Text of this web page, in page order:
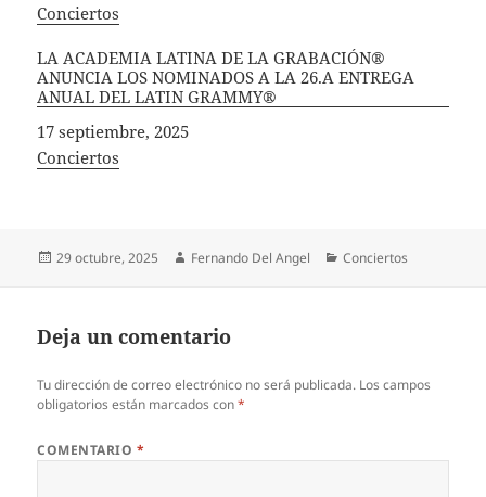
In relation to
Conciertos
LA ACADEMIA LATINA DE LA GRABACIÓN®
ANUNCIA LOS NOMINADOS A LA 26.A ENTREGA
ANUAL DEL LATIN GRAMMY®
Fecha
17 septiembre, 2025
In relation to
Conciertos
Publicado
29 octubre, 2025 Autor
Fernando Del Angel Categorías
Conciertos
Deja un comentario
Tu dirección de correo electrónico no será publicada. Los campos
obligatorios están marcados con*
COMENTARIO *